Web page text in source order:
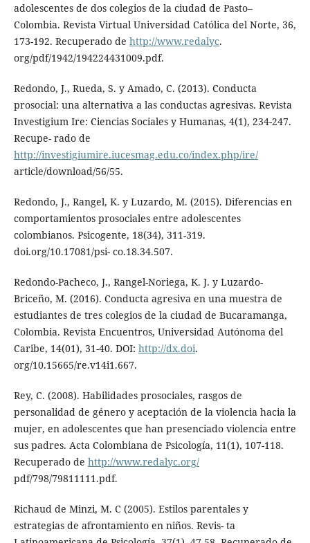
adolescentes de dos colegios de la ciudad de Pasto–
Colombia. Revista Virtual Universidad Católica del Norte, 36,
173-192. Recuperado de http://www.redalyc.
org/pdf/1942/194224431009.pdf.
Redondo, J., Rueda, S. y Amado, C. (2013). Conducta
prosocial: una alternativa a las conductas agresivas. Revista
Investigium Ire: Ciencias Sociales y Humanas, 4(1), 234-247.
Recupe- rado de
http://investigiumire.iucesmag.edu.co/index.php/ire/
article/download/56/55.
Redondo, J., Rangel, K. y Luzardo, M. (2015). Diferencias en
comportamientos prosociales entre adolescentes
colombianos. Psicogente, 18(34), 311-319.
doi.org/10.17081/psi- co.18.34.507.
Redondo-Pacheco, J., Rangel-Noriega, K. J. y Luzardo-
Briceño, M. (2016). Conducta agresiva en una muestra de
estudiantes de tres colegios de la ciudad de Bucaramanga,
Colombia. Revista Encuentros, Universidad Autónoma del
Caribe, 14(01), 31-40. DOI: http://dx.doi.
org/10.15665/re.v14i1.667.
Rey, C. (2008). Habilidades prosociales, rasgos de
personalidad de género y aceptación de la violencia hacia la
mujer, en adolescentes que han presenciado violencia entre
sus padres. Acta Colombiana de Psicología, 11(1), 107-118.
Recuperado de http://www.redalyc.org/
pdf/798/79811111.pdf.
Richaud de Minzi, M. C (2005). Estilos parentales y
estrategias de afrontamiento en niños. Revis- ta